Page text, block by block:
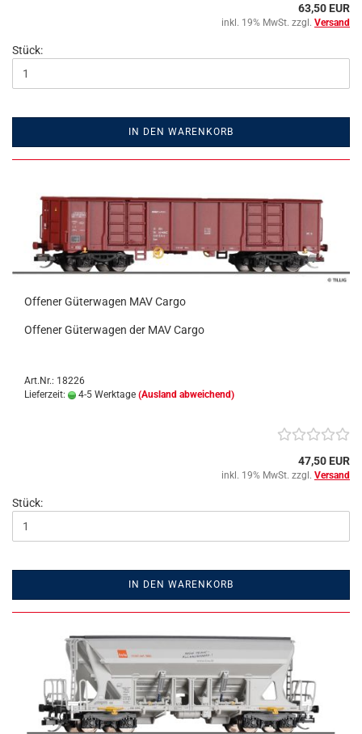
63,50 EUR
inkl. 19% MwSt. zzgl. Versand
Stück:
IN DEN WARENKORB
Offener Güterwagen MAV Cargo
Offener Güterwagen der MAV Cargo
Art.Nr.: 18226
Lieferzeit:
4-5 Werktage (Ausland abweichend)
47,50 EUR
inkl. 19% MwSt. zzgl. Versand
Stück:
IN DEN WARENKORB